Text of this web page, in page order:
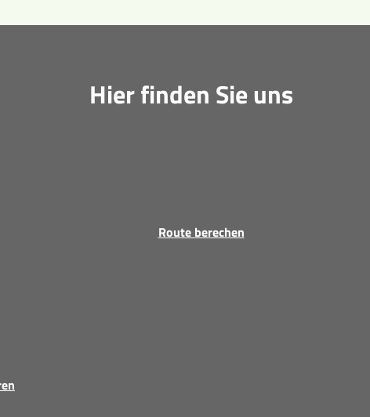
Hier finden Sie uns
Route berechen